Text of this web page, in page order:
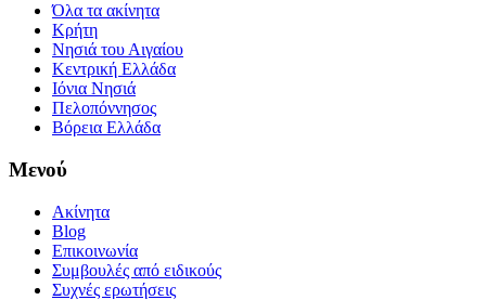
Όλα τα ακίνητα
Κρήτη
Νησιά του Αιγαίου
Κεντρική Ελλάδα
Ιόνια Νησιά
Πελοπόννησος
Βόρεια Ελλάδα
Μενού
Ακίνητα
Blog
Επικοινωνία
Συμβουλές από ειδικούς
Συχνές ερωτήσεις